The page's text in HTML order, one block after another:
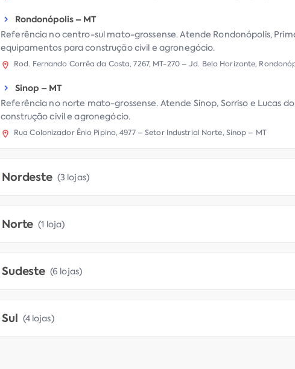
Rondonópolis– MT
Referência no centro-sul mato-grossense. Atende Rondonópolis,
equipamentos para construção civil e agronegócio.
Rod. Fernando Corrêa da Costa, 7267, MT-270 – Jd. Belo Horizonte,
Sinop – MT
Referência no norte mato-grossense. Atende Sinop, Sorriso e Lucas
construção civil e agronegócio.
Rua Colonizador Ênio Pipino, 4977 – Setor Industrial Norte, Sinop – MT
Nordeste (3 lojas)
Norte (1 loja)
Sudeste (6 lojas)
Sul (4 lojas)